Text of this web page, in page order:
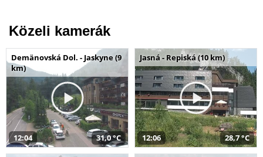
Közeli kamerák
Demänovská Dol. - Jaskyne (9
km)
12:04 31,0 °C
Jasná - Repiská (10 km)
12:06 28,7 °C